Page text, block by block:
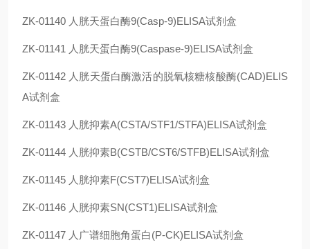
ZK-01140 人胱天蛋白酶9(Casp-9)ELISA试剂盒
ZK-01141 人胱天蛋白酶9(Caspase-9)ELISA试剂盒
ZK-01142 人胱天蛋白酶激活的脱氧核糖核酸酶(CAD)ELIS
A试剂盒
ZK-01143 人胱抑素A(CSTA/STF1/STFA)ELISA试剂盒
ZK-01144 人胱抑素B(CSTB/CST6/STFB)ELISA试剂盒
ZK-01145 人胱抑素F(CST7)ELISA试剂盒
ZK-01146 人胱抑素SN(CST1)ELISA试剂盒
ZK-01147 人广谱细胞角蛋白(P-CK)ELISA试剂盒